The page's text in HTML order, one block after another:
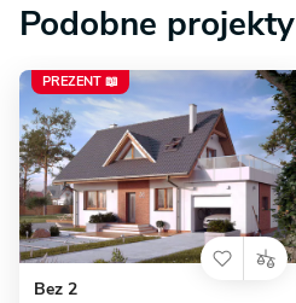
Podobne projekty
PREZENT 📖
Bez 2